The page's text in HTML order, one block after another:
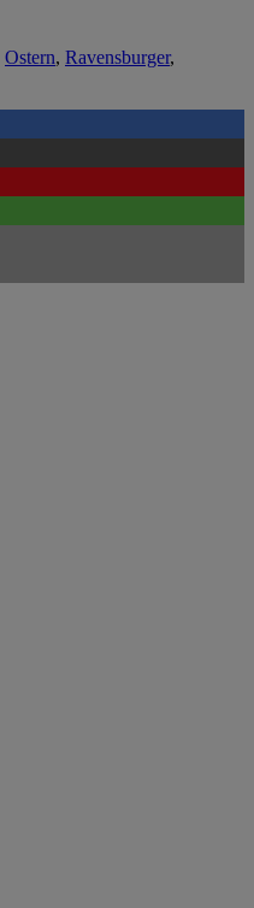
Ostern, Ravensburger,